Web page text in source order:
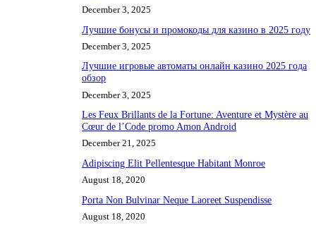
December 3, 2025
Лучшие бонусы и промокоды для казино в 2025 году
December 3, 2025
Лучшие игровые автоматы онлайн казино 2025 года
обзор
December 3, 2025
Les Feux Brillants de la Fortune: Aventure et Mystère au
Cœur de l’Code promo Amon Android
December 21, 2025
Adipiscing Elit Pellentesque Habitant Monroe
August 18, 2020
Porta Non Bulvinar Neque Laoreet Suspendisse
August 18, 2020